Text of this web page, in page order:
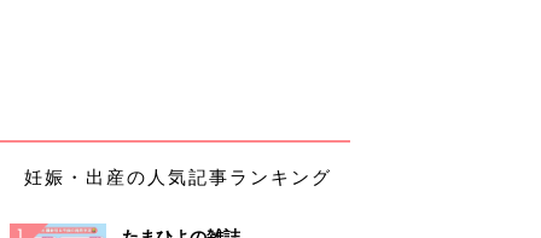
妊娠・出産の人気記事ランキング